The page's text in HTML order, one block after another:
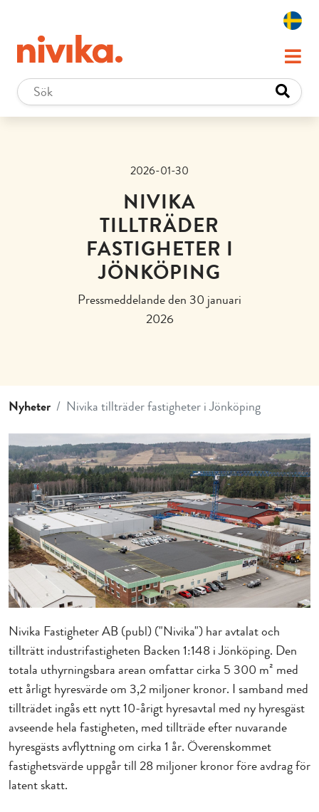
2026-01-30
NIVIKA
TILLTRÄDER
FASTIGHETER I
JÖNKÖPING
Pressmeddelande den 30 januari
2026
Nyheter Nivika tillträder fastigheter i Jönköping
Nivika Fastigheter AB (publ) ("Nivika") har avtalat och
tillträtt industrifastigheten Backen 1:148 i Jönköping. Den
totala uthyrningsbara arean omfattar cirka 5 300 m² med
ett årligt hyresvärde om 3,2 miljoner kronor. I samband med
tillträdet ingås ett nytt 10-årigt hyresavtal med ny hyresgäst
avseende hela fastigheten, med tillträde efter nuvarande
hyresgästs avflyttning om cirka 1 år. Överenskommet
fastighetsvärde uppgår till 28 miljoner kronor före avdrag för
latent skatt.